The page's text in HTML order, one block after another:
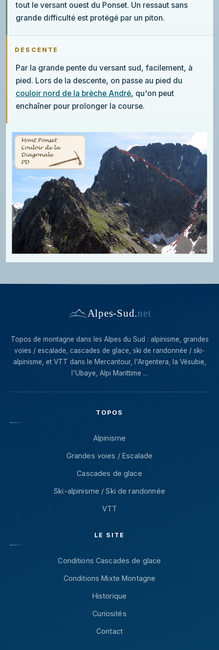
tout le versant ouest du Ponset. Un ressaut sans
grande difficulté est protégé par un piton.
DESCENTE
Par la grande pente du versant sud, facilement, à
pied. Lors de la descente, on passe au pied du
couloir nord de la brèche André, qu'on peut
enchaîner pour prolonger la course.
Alpes-Sud.net
Topos de montagne dans les Alpes du Sud : alpinisme, grandes
voies / escalade, cascades de glace, ski de randonnée / ski-
alpinisme, et VTT dans le Mercantour, l'Argentera, la Vésubie,
l'Ubaye, Alpi Marittime ...
TOPOS
Alpinisme
Grandes voies / Escalade
Cascades de glace
Ski-alpinisme / Ski de randonnée
VTT
LE SITE
Conditions Cascades de glace
Conditions Mixte Montagne
Historique
Curiosités
Contact